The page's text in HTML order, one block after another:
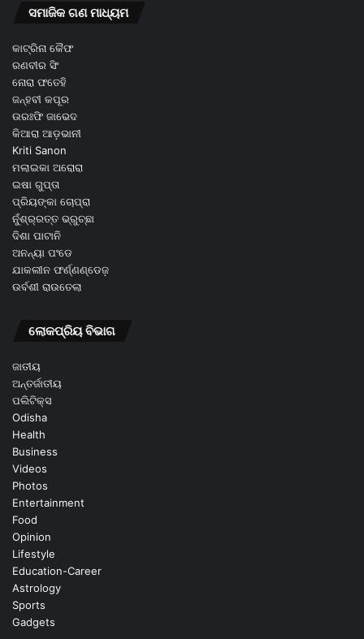
ସମାଜିକ ଗଣ ମାଧ୍ୟମ
କାଟ୍ରିନା କୈଫ
ରଣବୀର ସିଂ
ନୋରା ଫତେହି
ଜନ୍ହବୀ କପୂର
ଉରଃଫି ଜାଭେଦ
କିଆରା ଆଡ଼ଭାନୀ
Kriti Sanon
ମଲାଇକା ଅରୋରା
ଇଷା ଗୁପ୍ତା
ପ୍ରିୟଙ୍କା ଚୋପ୍ରା
ନୁଁଶ୍ର୍ରତ୍ତ ଭ୍ରୁଚ୍ଛା
ଦିଶା ପାଟାନି
ଅନନ୍ୟା ପଂଡେ
ଯାକଲୀନ ଫର୍ଣ୍ଣଣ୍ଡେଜ଼
ଉର୍ବଶୀ ରାଉତେଲା
ଲୋକପ୍ରିୟ ବିଭାଗ
ଜାତୀୟ
ଅନ୍ତର୍ଜାତୀୟ
ପଲିଟିକ୍ସ
Odisha
Health
Business
Videos
Photos
Entertainment
Food
Opinion
Lifestyle
Education-Career
Astrology
Sports
Gadgets